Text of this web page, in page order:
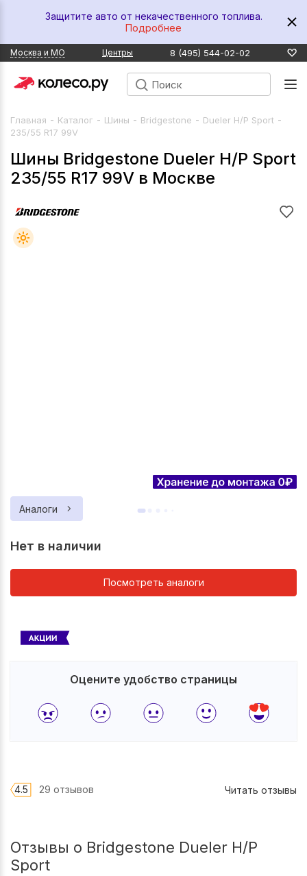
Защитите авто от некачественного топлива.
Подробнее
Москва и МО Центры 8 (495) 544-02-02
Главная - Каталог - Шины - Bridgestone - Dueler H/P Sport -
235/55 R17 99V
Шины Bridgestone Dueler H/P Sport
235/55 R17 99V в Москве
Аналоги
Нет в наличии
Посмотреть аналоги
Оцените удобство страницы
4.5 29 отзывов Читать отзывы
Отзывы о Bridgestone Dueler H/P
Sport